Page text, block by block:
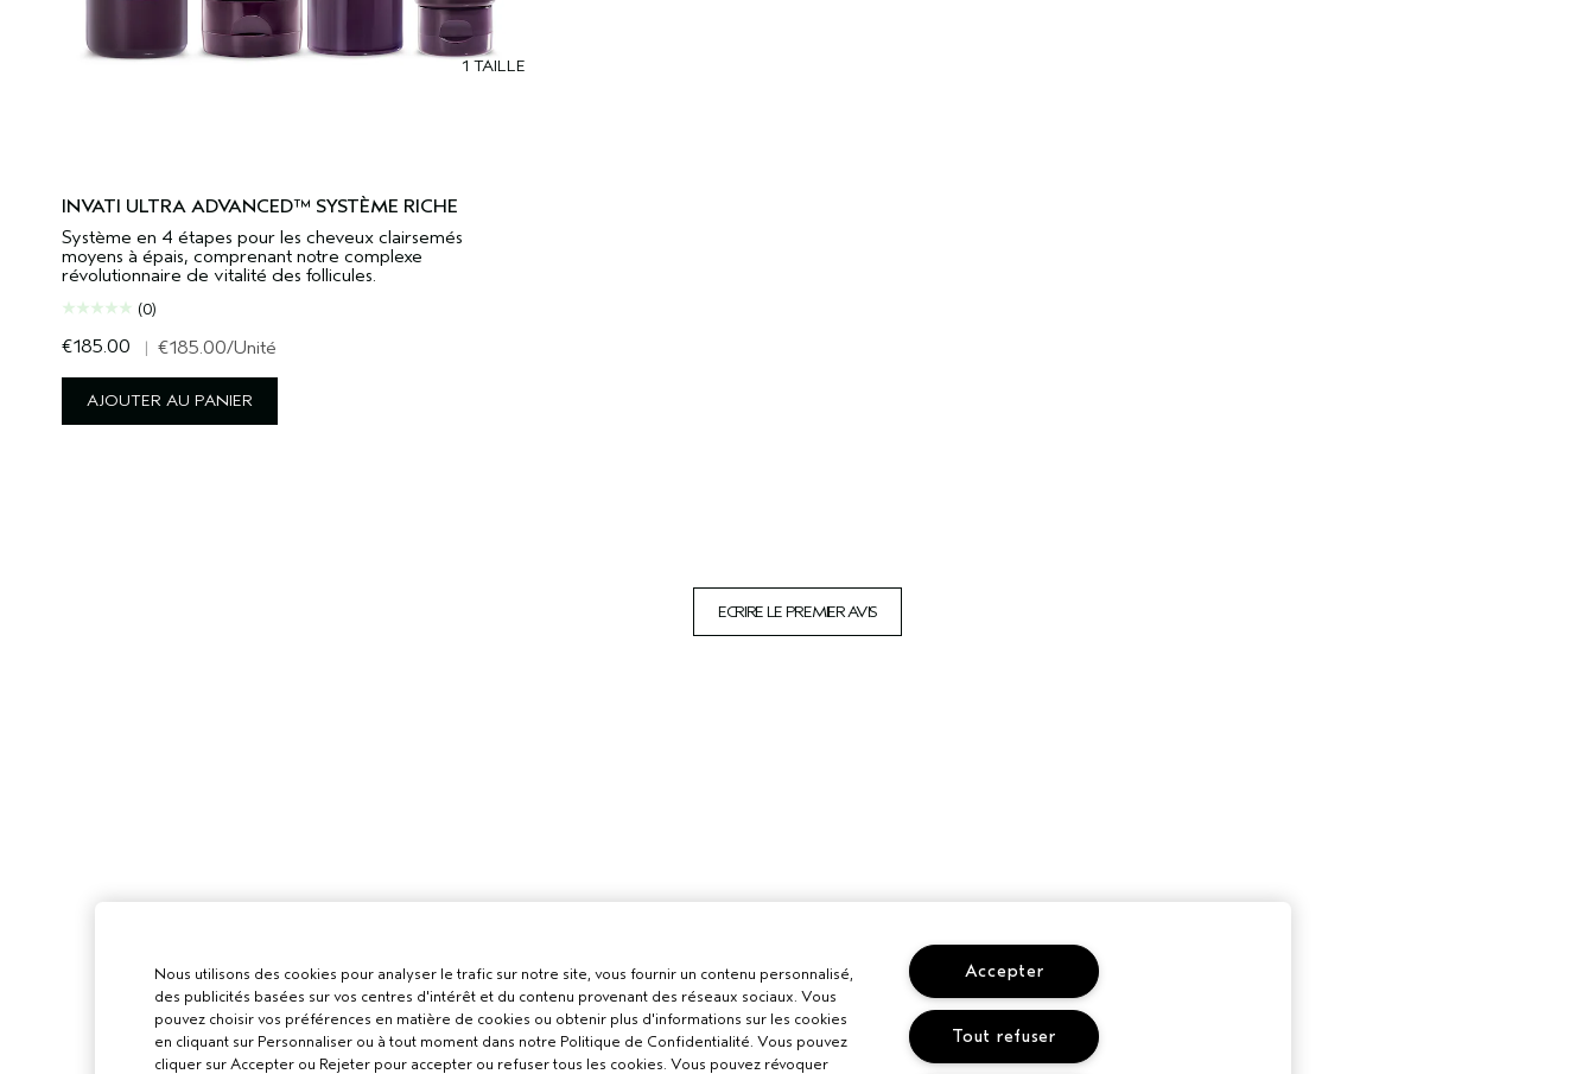
1 TAILLE
INVATI ULTRA ADVANCED™ SYSTÈME RICHE
Système en 4 étapes pour les cheveux clairsemés
moyens à épais, comprenant notre complexe
révolutionnaire de vitalité des follicules.
(0)
€185.00 | €185.00/Unité
AJOUTER AU PANIER
ECRIRE LE PREMIER AVIS
Nous utilisons des cookies pour analyser le trafic sur notre site, vous fournir un contenu personnalisé,
des publicités basées sur vos centres d'intérêt et du contenu provenant des réseaux sociaux. Vous
pouvez choisir vos préférences en matière de cookies ou obtenir plus d'informations sur les cookies
en cliquant sur Personnaliser ou à tout moment dans notre Politique de Confidentialité. Vous pouvez
cliquer sur Accepter ou Rejeter pour accepter ou refuser tous les cookies. Vous pouvez révoquer
Accepter
Tout refuser